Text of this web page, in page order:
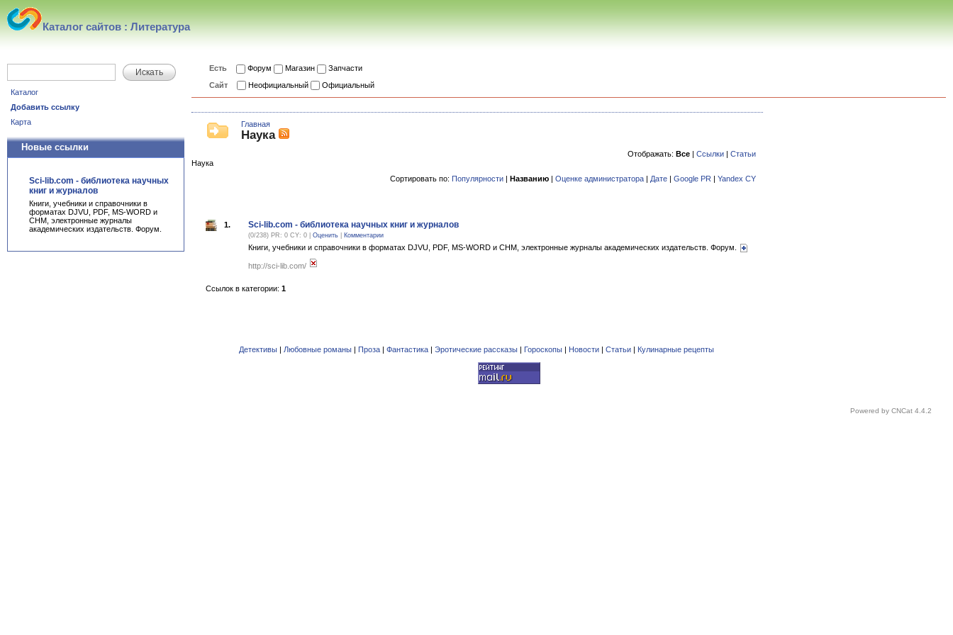
Каталог сайтов : Литература
Искать
Каталог
Добавить ссылку
Карта
Новые ссылки
Sci-lib.com - библиотека научных
книг и журналов
Книги, учебники и справочники в
форматах DJVU, PDF, MS-WORD и
CHM, электронные журналы
академических издательств. Форум.
Есть Форум Магазин
Запчасти
Сайт
Неофициальный Официальный
Главная
Наука
Отображать: Все | Ссылки | Статьи
Наука
Сортировать по: Популярности | Названию | Оценке администратора | Дате | Google PR | Yandex CY
1. Sci-lib.com - библиотека научных книг и журналов
(0/238) PR: 0 CY: 0 | Оценить Комментарии
Книги, учебники и справочники в форматах DJVU, PDF, MS-WORD и CHM, электронные журналы академических издательств. Форум.
http://sci-lib.com/
Ссылок в категории: 1
Детективы | Любовные романы | Проза | Фантастика | Эротические рассказы | Гороскопы | Новости | Статьи | Кулинарные рецепты
Powered by CNCat 4.4.2